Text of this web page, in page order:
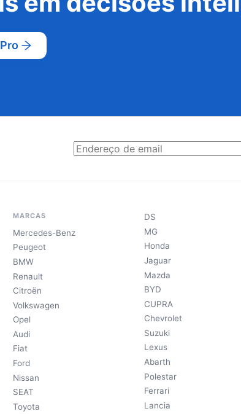
MARCAS
Mercedes-Benz
Peugeot
BMW
Renault
Citroën
Volkswagen
Opel
Audi
Fiat
Ford
Nissan
SEAT
Toyota
DS
MG
Honda
Jaguar
Mazda
BYD
CUPRA
Chevrolet
Suzuki
Lexus
Abarth
Polestar
Ferrari
Lancia